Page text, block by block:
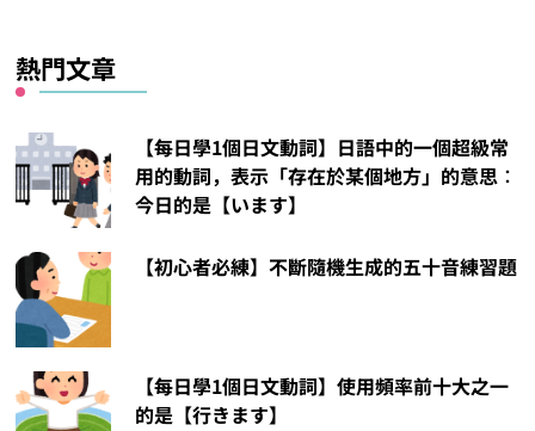
熱門文章
【每日學1個日文動詞】日語中的一個超級常
用的動詞，表示「存在於某個地方」的意思︰
今日的是【います】
【初心者必練】不斷隨機生成的五十音練習題
【每日學1個日文動詞】使用頻率前十大之一
的是【行きます】